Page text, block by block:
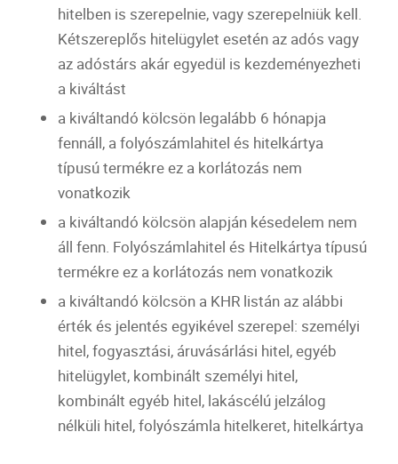
hitelben is szerepelnie, vagy szerepelniük kell.
Kétszereplős hitelügylet esetén az adós vagy
az adóstárs akár egyedül is kezdeményezheti
a kiváltást
a kiváltandó kölcsön legalább 6 hónapja
fennáll, a folyószámlahitel és hitelkártya
típusú termékre ez a korlátozás nem
vonatkozik
a kiváltandó kölcsön alapján késedelem nem
áll fenn. Folyószámlahitel és Hitelkártyatípusú
termékre ez a korlátozás nem vonatkozik
a kiváltandó kölcsön a KHR listán az alábbi
érték és jelentés egyikével szerepel: személyi
hitel, fogyasztási, áruvásárlási hitel, egyéb
hitelügylet, kombinált személyi hitel,
kombinált egyéb hitel, lakáscélú jelzálog
nélküli hitel, folyószámla hitelkeret, hitelkártya